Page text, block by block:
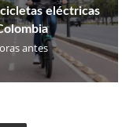
eléctricas
antes